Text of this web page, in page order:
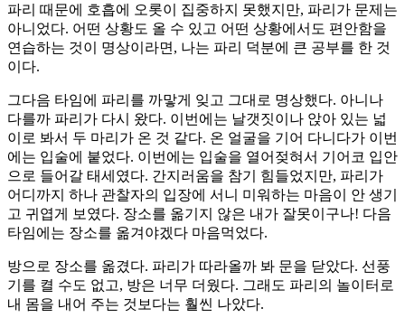
파리 때문에 호흡에 오롯이 집중하지 못했지만, 파리가 문제는
아니었다. 어떤 상황도 올 수 있고 어떤 상황에서도 편안함을
연습하는 것이 명상이라면, 나는 파리 덕분에 큰 공부를 한 것
이다.
그다음 타임에 파리를 까맣게 잊고 그대로 명상했다. 아니나
다를까 파리가 다시 왔다. 이번에는 날갯짓이나 앉아 있는 넓
이로 봐서 두 마리가 온 것 같다. 온 얼굴을 기어 다니다가 이번
에는 입술에 붙었다. 이번에는 입술을 열어젖혀서 기어코 입안
으로 들어갈 태세였다. 간지러움을 참기 힘들었지만, 파리가
어디까지 하나 관찰자의 입장에 서니 미워하는 마음이 안 생기
고 귀엽게 보였다. 장소를 옮기지 않은 내가 잘못이구나! 다음
타임에는 장소를 옮겨야겠다 마음먹었다.
방으로 장소를 옮겼다. 파리가 따라올까 봐 문을 닫았다. 선풍
기를 켤 수도 없고, 방은 너무 더웠다. 그래도 파리의 놀이터로
내 몸을 내어 주는 것보다는 훨씬 나았다.